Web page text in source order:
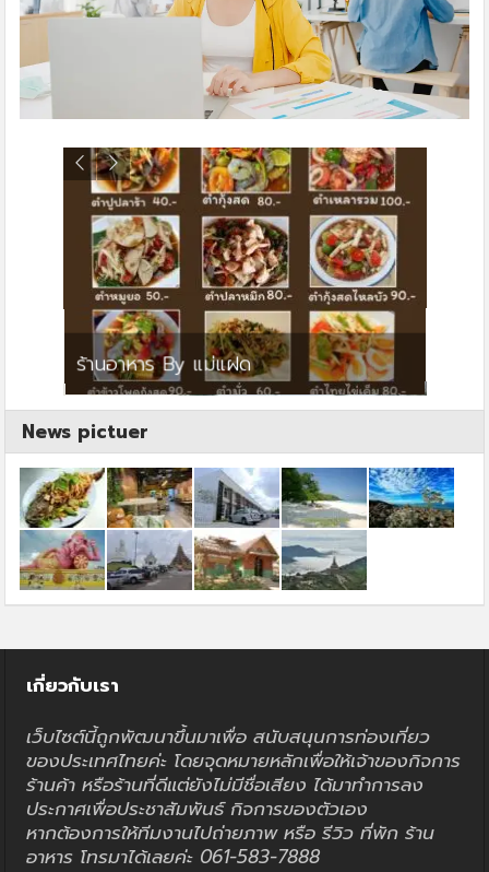
ร้านอาหาร By แม่แฝด
News pictuer
เกี่ยวกับเรา
เว็บไซต์นี้ถูกพัฒนาขึ้นมาเพื่อ สนับสนุนการท่องเที่ยว
ของประเทศไทยค่ะ โดยจุดหมายหลักเพื่อให้เจ้าของกิจการ
ร้านค้า หรือร้านที่ดีแต่ยังไม่มีชื่อเสียง ได้มาทำการลง
ประกาศเพื่อประชาสัมพันธ์ กิจการของตัวเอง
หากต้องการให้ทีมงานไปถ่ายภาพ หรือ รีวิว ที่พัก ร้าน
อาหาร โทรมาได้เลยค่ะ 061-583-7888